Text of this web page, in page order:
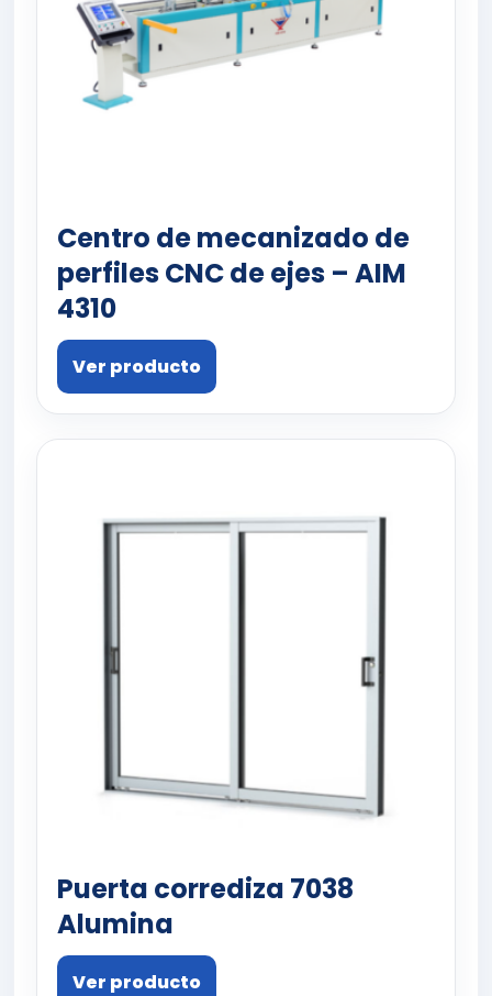
Centro de mecanizado de
perfiles CNC de ejes – AIM
4310
Ver producto
Puerta corrediza 7038
Alumina
Ver producto